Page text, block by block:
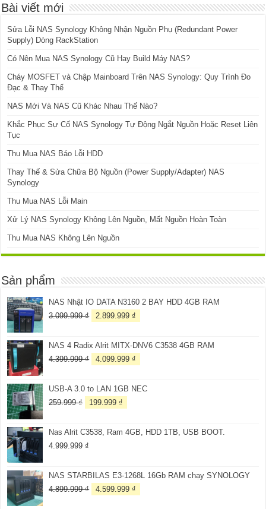
Bài viết mới
Sửa Lỗi NAS Synology Không Nhận Nguồn Phụ (Redundant Power
Supply) Dòng RackStation
Có Nên Mua NAS Synology Cũ Hay Build Máy NAS?
Cháy MOSFET và Chập Mainboard Trên NAS Synology: Quy Trình Đo
Đạc & Thay Thế
NAS Mới Và NAS Cũ Khác Nhau Thế Nào?
Khắc Phục Sự Cố NAS Synology Tự Động Ngắt Nguồn Hoặc Reset Liên
Tục
Thu Mua NAS Báo Lỗi HDD
Thay Thế & Sửa Chữa Bộ Nguồn (Power Supply/Adapter) NAS
Synology
Thu Mua NAS Lỗi Main
Xử Lý NAS Synology Không Lên Nguồn, Mất Nguồn Hoàn Toàn
Thu Mua NAS Không Lên Nguồn
Sản phẩm
NAS Nhật IO DATA N3160 2 BAY HDD 4GB RAM
3.099.999₫
Giá
3.099.999 ₫.
2.899.999 ₫
là:
NAS 4 Radix Alrit MITX-DNV6 C3538 4GB RAM
4.399.999₫
Giá
4.399.999 ₫.
4.099.999 ₫
là:
USB-A 3.0 to LAN 1GB NEC
259.999₫
Giá
259.999 ₫.
199.999 ₫
là:
Nas Alrit C3538, Ram 4GB, HDD 1TB, USB BOOT.
4.999.999 ₫
NAS STARBILAS E3-1268L 16Gb RAM chạy SYNOLOGY
4.899.999₫
Giá
4.599.999 ₫